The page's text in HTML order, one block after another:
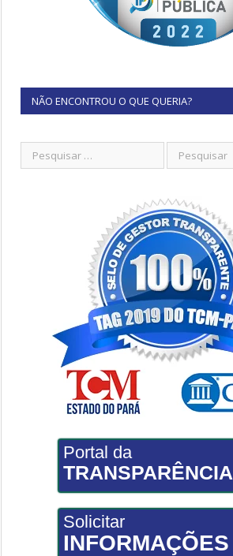
NÃO ENCONTROU O QUE QUERIA?
Portal da
TRANSPARÊNCIA
Solicitar
INFORMAÇÕES